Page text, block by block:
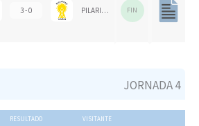
3 - 0 PILARICAS FIN
JORNADA 4
RESULTADO VISITANTE